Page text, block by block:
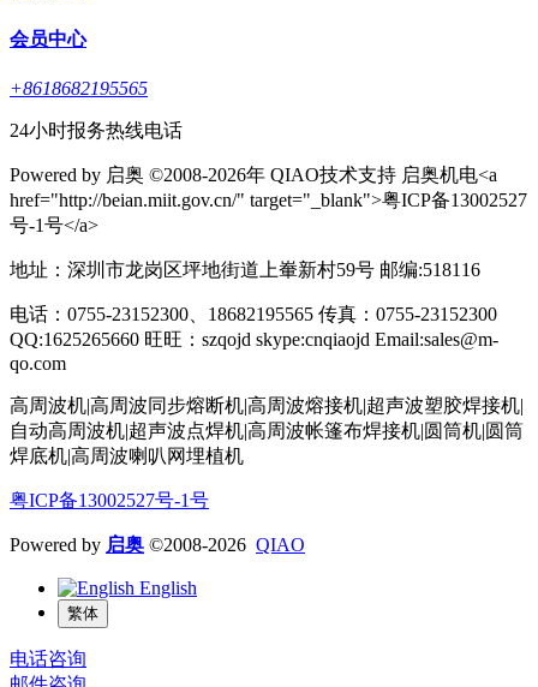
会员中心
+8618682195565
24小时报务热线电话
Powered by 启奥 ©2008-2026年 QIAO技术支持 启奥机电<a
href="http://beian.miit.gov.cn/" target="_blank">粤ICP备13002527
号-1号</a>
地址：深圳市龙岗区坪地街道上輋新村59号 邮编:518116
电话：0755-23152300、18682195565 传真：0755-23152300
QQ:1625265660 旺旺：szqojd skype:cnqiaojd Email:sales@m-
qo.com
高周波机|高周波同步熔断机|高周波熔接机|超声波塑胶焊接机|
自动高周波机|超声波点焊机|高周波帐篷布焊接机|圆筒机|圆筒
焊底机|高周波喇叭网埋植机
粤ICP备13002527号-1号
Powered by 启奥 ©2008-2026 QIAO
English
繁体
电话咨询